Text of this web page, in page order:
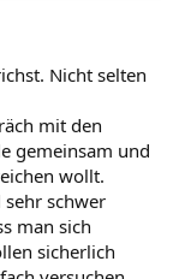
Nicht selten
mit den
gemeinsam und
wollt.
schwer
man sich
sicherlich